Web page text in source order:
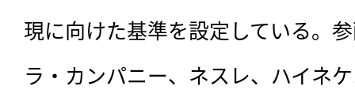
現に向けた基準を設定している。
ラ・カンパニー、ネスレ、ハイネ